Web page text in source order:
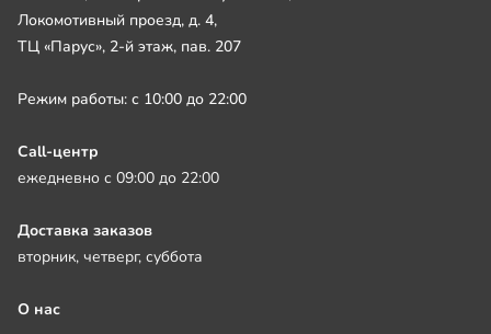
Локомотивный проезд, д. 4,
ТЦ «Парус», 2-й этаж, пав. 207
Режим работы: с 10:00 до 22:00
Call-центр
ежедневно с 09:00 до 22:00
Доставка заказов
вторник, четверг, суббота
О нас